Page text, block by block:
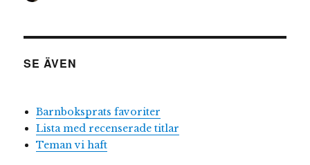
SE ÄVEN
Barnboksprats favoriter
Lista med recenserade titlar
Teman vi haft